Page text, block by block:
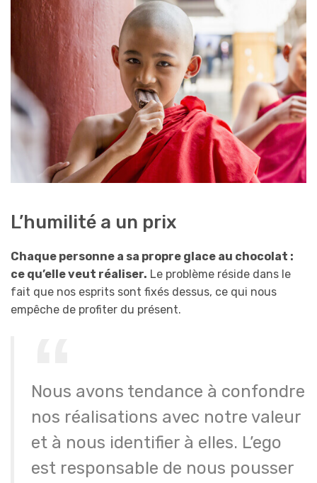
L’humilité a un prix
Chaque personne a sa propre glace au chocolat :
ce qu’elle veut réaliser. Le problème réside dans le
fait que nos esprits sont fixés dessus, ce qui nous
empêche de profiter du présent.
Nous avons tendance à confondre
nos réalisations avec notre valeur
et à nous identifier à elles. L’ego
est responsable de nous pousser